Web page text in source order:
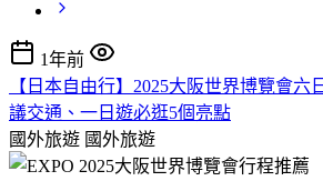
1年前
【日本自由行】2025大阪世界博覽會六
議交通、一日遊必逛5個亮點
國外旅遊 國外旅遊